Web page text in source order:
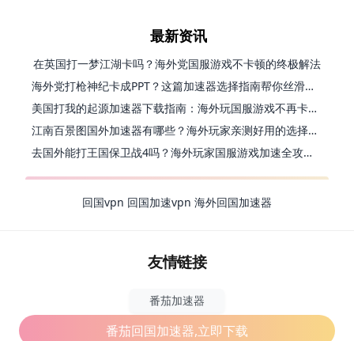
番茄回国加速器,立即下载
最新资讯
在英国打一梦江湖卡吗？海外党国服游戏不卡顿的终极解法
海外党打枪神纪卡成PPT？这篇加速器选择指南帮你丝滑上分
美国打我的起源加速器下载指南：海外玩国服游戏不再卡的终极方案
江南百景图国外加速器有哪些？海外玩家亲测好用的选择与避坑指南
去国外能打王国保卫战4吗？海外玩家国服游戏加速全攻略（附公主连结幻想江湖实测）
回国vpn 回国加速vpn 海外回国加速器
友情链接
番茄加速器